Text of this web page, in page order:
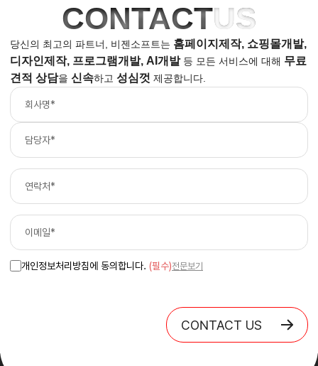
CONTACTUS
당신의 최고의 파트너, 비젠소프트는 홈페이지제작, 쇼핑몰개발,
디자인제작, 프로그램개발, AI개발등 모든 서비스에 대해 무료
견적 상담을 신속하고 성심껏 제공합니다.
개인정보처리방침에 동의합니다. (필수)전문보기
CONTACT US